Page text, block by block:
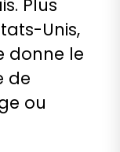
Plus
Unis,
donne le
de
ou